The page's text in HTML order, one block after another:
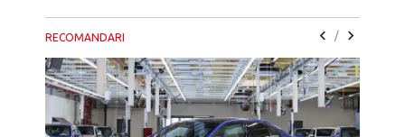
RECOMANDARI /